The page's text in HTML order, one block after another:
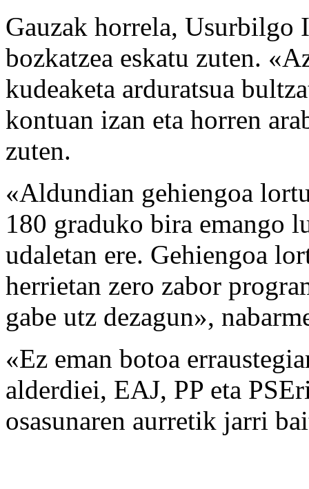
Gauzak horrela, Usurbilgo
bozkatzea eskatu zuten.
kudeaketa arduratsua
kontuan izan eta horren
zuten.
«Aldundian gehiengoa
180 graduko bira emango
udaletan ere. Gehiengoa
herrietan zero zabor
gabe utz dezagun»,
«Ez eman botoa
alderdiei, EAJ, PP eta
osasunaren aurretik jarri